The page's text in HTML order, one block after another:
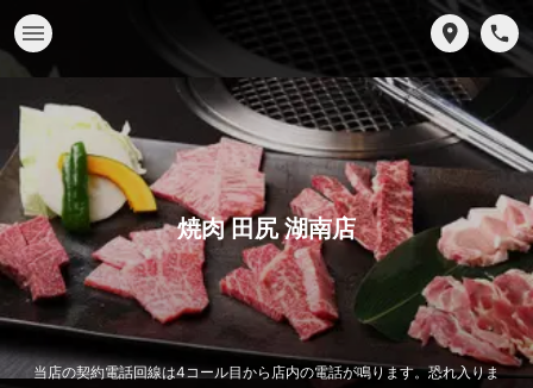
焼肉 田尻 湖南店
当店の契約電話回線は4コール目から店内の電話が鳴ります。恐れ入りま